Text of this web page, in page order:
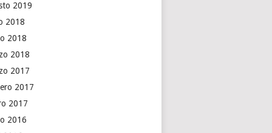
2019
2018
2018
2018
2017
2017
2017
2016